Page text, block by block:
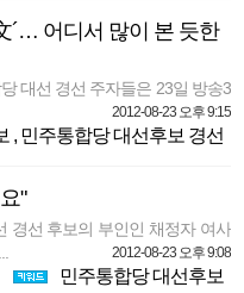
´… 어디서 많이 본 듯한
대선 경선 주자들은 23일 방송3
2012-08-23 오후 9:15
, 민주통합당 대선후보 경선
"
경선 후보의 부인인 채정자 여사
2012-08-23 오후 9:08
민주통합당 대선후보